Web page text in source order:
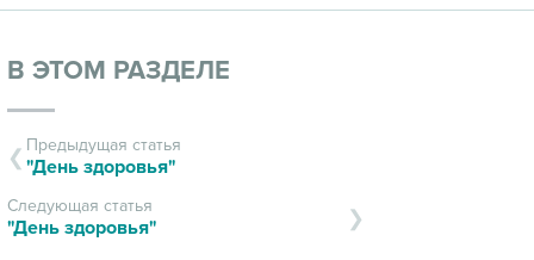
В ЭТОМ РАЗДЕЛЕ
Предыдущая статья
"День здоровья"
Следующая статья
"День здоровья"